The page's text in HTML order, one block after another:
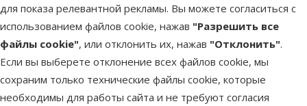
для показа релевантной рекламы. Вы можете согласиться с
использованием файлов cookie, нажав "Разрешить все
файлы cookie", или отклонить их, нажав "Отклонить".
Если вы выберете отклонение всех файлов cookie, мы
сохраним только технические файлы cookie, которые
необходимы для работы сайта и не требуют согласия
Свяжись с командой Dino Zoo:
Звони – 26 100 502
Пн.–Пт. 9:00 – 17:00
Свяжись
по чату